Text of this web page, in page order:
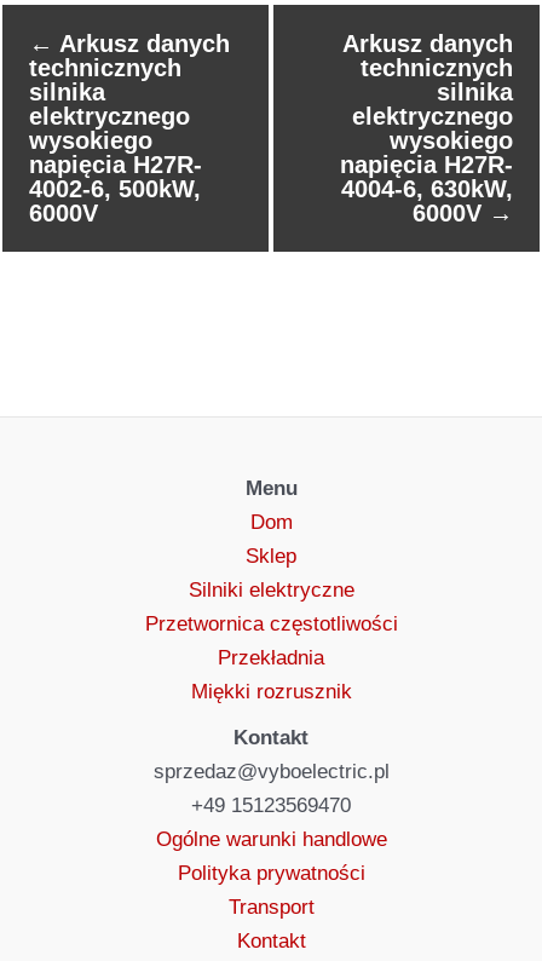
← Arkusz danych
technicznych
silnika
elektrycznego
wysokiego
napięcia H27R-
4002-6, 500kW,
6000V
Arkusz danych
technicznych
silnika
elektrycznego
wysokiego
napięcia H27R-
4004-6, 630kW,
6000V →
Menu
Dom
Sklep
Silniki elektryczne
Przetwornica częstotliwości
Przekładnia
Miękki rozrusznik
Kontakt
sprzedaz@vyboelectric.pl
+49 15123569470
Ogólne warunki handlowe
Polityka prywatności
Transport
Kontakt